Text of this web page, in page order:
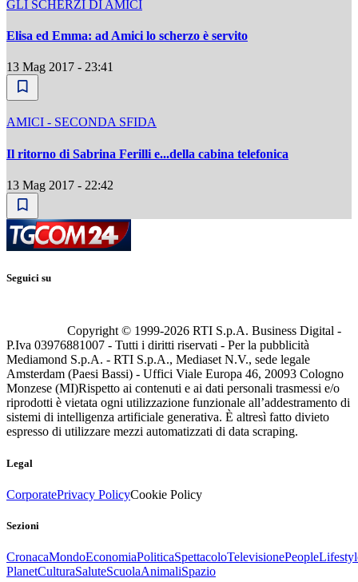
GLI SCHERZI DI AMICI
Elisa ed Emma: ad Amici lo scherzo è servito
13 Mag 2017 - 23:41
AMICI - SECONDA SFIDA
Il ritorno di Sabrina Ferilli e...della cabina telefonica
13 Mag 2017 - 22:42
Seguici su
Copyright © 1999-2026 RTI S.p.A. Business Digital -
P.Iva 03976881007 - Tutti i diritti riservati - Per la pubblicità
Mediamond S.p.A. - RTI S.p.A., Mediaset N.V., sede legale
Amsterdam (Paesi Bassi) - Uffici Viale Europa 46, 20093 Cologno
Monzese (MI)Rispetto ai contenuti e ai dati personali trasmessi e/o
riprodotti è vietata ogni utilizzazione funzionale all’addestramento di
sistemi di intelligenza artificiale generativa. È altresì fatto divieto
espresso di utilizzare mezzi automatizzati di data scraping.
Legal
CorporatePrivacy PolicyCookie Policy
Sezioni
CronacaMondoEconomiaPoliticaSpettacoloTelevisionePeople
PlanetCulturaSaluteScuolaAnimaliSpazio